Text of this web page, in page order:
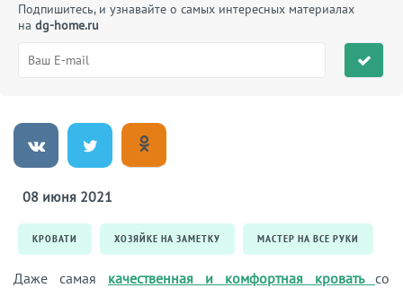
Подпишитесь, и узнавайте о самых интересных материалах
на dg-home.ru
08 июня 2021
КРОВАТИ ХОЗЯЙКЕ НА ЗАМЕТКУ МАСТЕР НА ВСЕ РУКИ
Даже самая качественная и комфортная кровать со